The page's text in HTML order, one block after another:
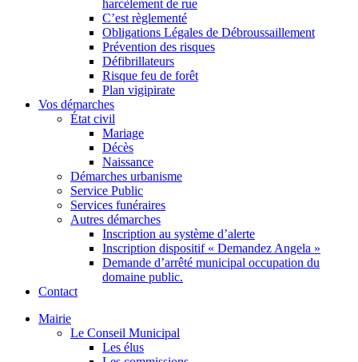
harcèlement de rue
C’est règlementé
Obligations Légales de Débroussaillement
Prévention des risques
Défibrillateurs
Risque feu de forêt
Plan vigipirate
Vos démarches
État civil
Mariage
Décès
Naissance
Démarches urbanisme
Service Public
Services funéraires
Autres démarches
Inscription au système d’alerte
Inscription dispositif « Demandez Angela »
Demande d’arrêté municipal occupation du
domaine public.
Contact
Mairie
Le Conseil Municipal
Les élus